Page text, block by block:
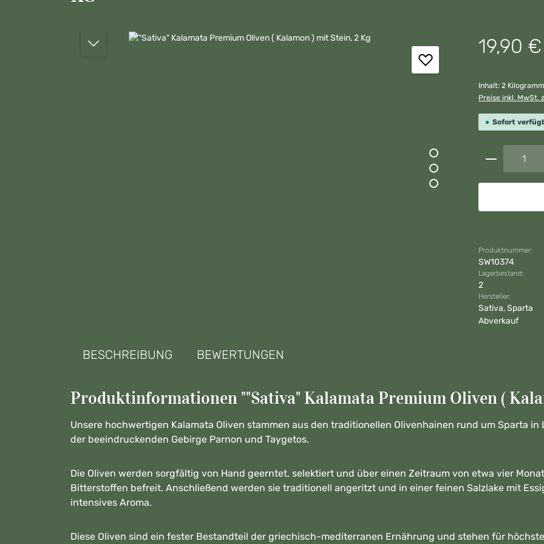
Bildergalerie überspringen Regulärer Preis:
19,90 €
Inhalt: 2
Preise inkl. MwSt.
Sofort
Produkt
Produktnummer:
SW10374
Lagerbestand:
2
Hersteller:
Sativa, Sparta
Abverkauf
BESCHREIBUNG BEWERTUNGEN
Produktinformationen ""Sativa" Kalamata Premium Oliven (
Unsere hochwertigen Kalamata Oliven stammen aus den traditionellen Olivenhainen rund um Sparta
der beeindruckenden Gebirge Parnon und Taygetos.
Die Oliven werden sorgfältig von Hand geerntet, selektiert und über einen Zeitraum von etwa vier
Bitterstoffen befreit. Anschließend werden sie traditionell angeritzt und in einer feinen Salzlake mit
intensives Aroma.
Diese Oliven sind ein fester Bestandteil der griechisch-mediterranen Ernährung und stehen für